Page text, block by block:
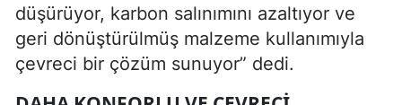
düşürüyor, karbon salınımını azaltıyor ve
geri dönüştürülmüş malzeme kullanımıyla
çevreci bir çözüm sunuyor” dedi.